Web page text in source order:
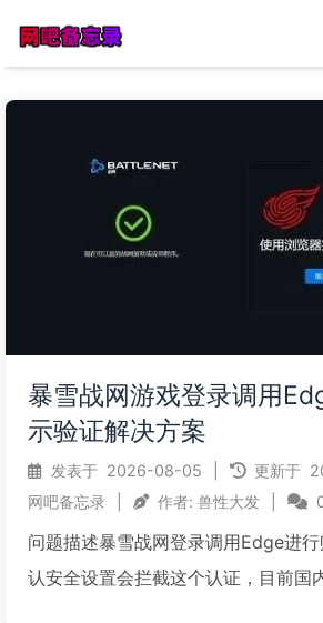
暴雪战网游戏登录调用
示验证解决方案
发表于 2026-08-05 更新于
网吧备忘录
作者: 兽性大发
问题描述暴雪战网登录调用Edge进
认安全设置会拦截这个认证，目前国